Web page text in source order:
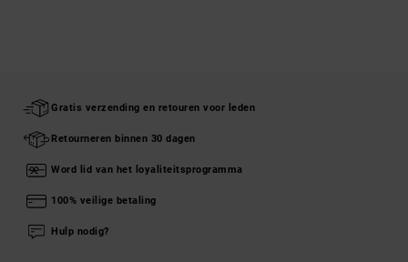
Gratis verzending en retouren voor leden
Retourneren binnen 30 dagen
Word lid van het loyaliteitsprogramma
100% veilige betaling
Hulp nodig?